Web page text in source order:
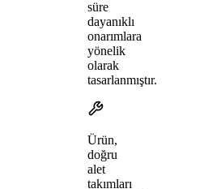
süre
dayanıklı
onarımlara
yönelik
olarak
tasarlanmıştır.
Ürün,
doğru
alet
takımları